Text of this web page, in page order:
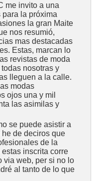
me invito a una
la próxima
la gran Maite
nos resumió,
mas destacadas
Estas, marcan lo
revistas de moda
nosotras y
lleguen a la calle.
modas
ojos una y mil
las asimilas y
se puede asistir a
de deciros que
de la
inscrita corre
via web, per si no lo
al tanto de lo que